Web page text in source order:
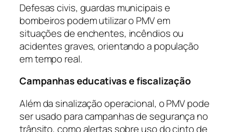
Defesas civis, guardas municipais e
bombeiros podem utilizar o PMV em
situações de enchentes, incêndios ou
acidentes graves, orientando a população
em tempo real.
Campanhas educativas e fiscalização
Além da sinalização operacional, o PMV pode
ser usado para campanhas de segurança no
trânsito, como alertas sobre uso do cinto de